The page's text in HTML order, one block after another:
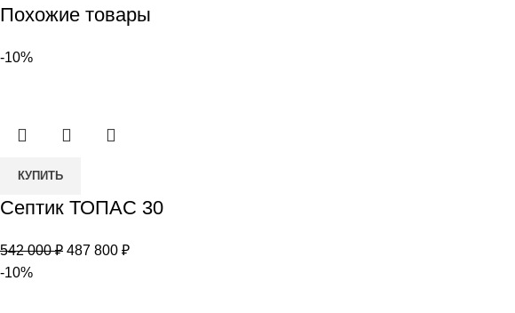
Похожие товары
-10%
Количество
Септик
30
КУПИТЬ
Септик ТОПАС 30
542 000₽ Первоначальная
487 800 ₽Текущая
-10%